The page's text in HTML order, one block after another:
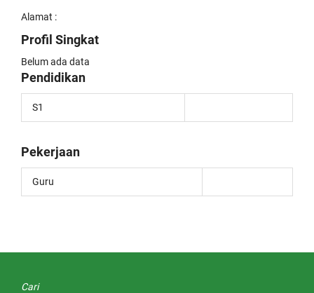
Alamat :
Profil Singkat
Belum ada data
Pendidikan
S1
Pekerjaan
Guru
Cari